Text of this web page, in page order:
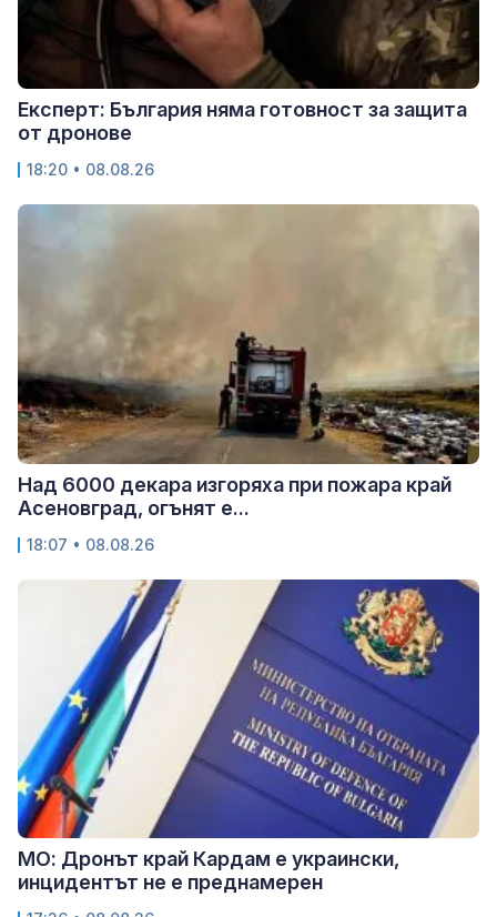
Експерт: България няма готовност за защита
от дронове
18:20 • 08.08.26
Над 6000 декара изгоряха при пожара край
Асеновград, огънят е...
18:07 • 08.08.26
МО: Дронът край Кардам е украински,
инцидентът не е преднамерен